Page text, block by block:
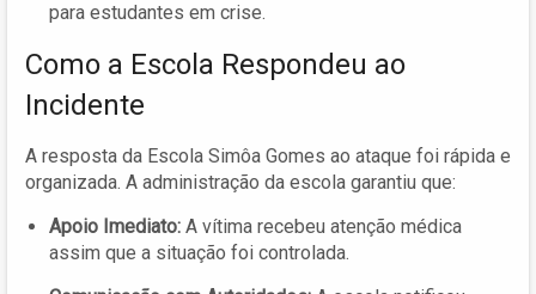
para estudantes em crise.
Como a Escola Respondeu ao
Incidente
A resposta da Escola Simôa Gomes ao ataque foi rápida e
organizada. A administração da escola garantiu que:
Apoio Imediato: A vítima recebeu atenção médica
assim que a situação foi controlada.